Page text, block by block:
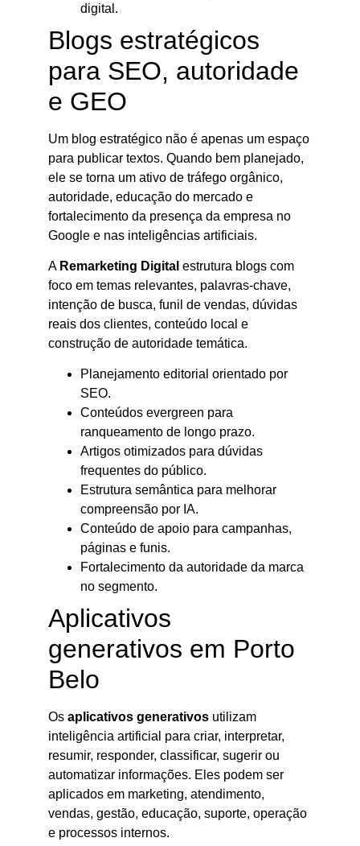
digital.
Blogs estratégicos
para SEO, autoridade
e GEO
Um blog estratégico não é apenas um espaço
para publicar textos. Quando bem planejado,
ele se torna um ativo de tráfego orgânico,
autoridade, educação do mercado e
fortalecimento da presença da empresa no
Google e nas inteligências artificiais.
A Remarketing Digital estrutura blogs com
foco em temas relevantes, palavras-chave,
intenção de busca, funil de vendas, dúvidas
reais dos clientes, conteúdo local e
construção de autoridade temática.
Planejamento editorial orientado por
SEO.
Conteúdos evergreen para
ranqueamento de longo prazo.
Artigos otimizados para dúvidas
frequentes do público.
Estrutura semântica para melhorar
compreensão por IA.
Conteúdo de apoio para campanhas,
páginas e funis.
Fortalecimento da autoridade da marca
no segmento.
Aplicativos
generativos em Porto
Belo
Os aplicativos generativos utilizam
inteligência artificial para criar, interpretar,
resumir, responder, classificar, sugerir ou
automatizar informações. Eles podem ser
aplicados em marketing, atendimento,
vendas, gestão, educação, suporte, operação
e processos internos.